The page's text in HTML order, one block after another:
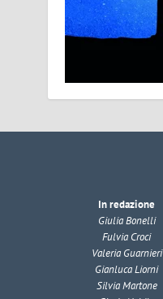
In redazione
Giulia Bonelli
Fulvia Croci
Valeria Guarnieri
Gianluca Liorni
Silvia Martone